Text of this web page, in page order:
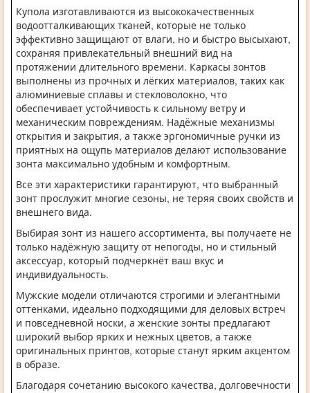
Купола изготавливаются из высококачественных
водоотталкивающих тканей, которые не только
эффективно защищают от влаги, но и быстро высыхают,
сохраняя привлекательный внешний вид на
протяжении длительного времени. Каркасы зонтов
выполнены из прочных и лёгких материалов, таких как
алюминиевые сплавы и стекловолокно, что
обеспечивает устойчивость к сильному ветру и
механическим повреждениям. Надёжные механизмы
открытия и закрытия, а также эргономичные ручки из
приятных на ощупь материалов делают использование
зонта максимально удобным и комфортным.
Все эти характеристики гарантируют, что выбранный
зонт прослужит многие сезоны, не теряя своих свойств и
внешнего вида.
Выбирая зонт из нашего ассортимента, вы получаете не
только надёжную защиту от непогоды, но и стильный
аксессуар, который подчеркнёт ваш вкус и
индивидуальность.
Мужские модели отличаются строгими и элегантными
оттенками, идеально подходящими для деловых встреч
и повседневной носки, а женские зонты предлагают
широкий выбор ярких и нежных цветов, а также
оригинальных принтов, которые станут ярким акцентом
в образе.
Благодаря сочетанию высокого качества, долговечности